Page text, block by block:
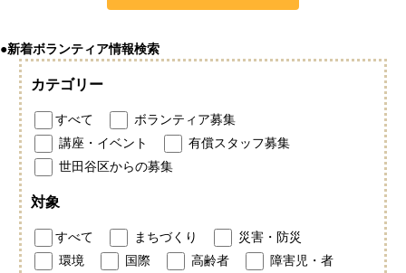
●新着ボランティア情報検索
カテゴリー
すべて
ボランティア募集
講座・イベント
有償スタッフ募集
世田谷区からの募集
対象
すべて まちづくり
災害・防災
環境
国際 高齢者 障害児・者